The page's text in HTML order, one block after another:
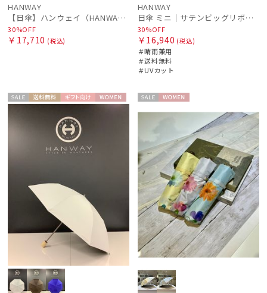
マス
miel
ミラ・ショーン
MIRACLE TECH
ミラクルテック
PAUL&JOE ACCESSOIRES
ポールアンドジョー アクセソワ
POLO RALPH LAUREN
ポロ ラルフ ローレン
SWASH LONDON
スウォッシュロンドン
HANWAY
【日傘】ハンウェイ（HANWAY）Aoi 折りたたみ 木棒【公式ムーンバット】[Aoi]純パラソル UV 手開き 日本製 高級日傘
30%OFF
￥17,710 (税込)
HANWAY
日傘 ミニ｜サテンビッグリボン [HANWAY]
30%OFF
￥16,940 (税込)
＃晴雨兼用
＃送料無料
＃UVカット
セー
ル
送料無 ギフト
向け
WOME